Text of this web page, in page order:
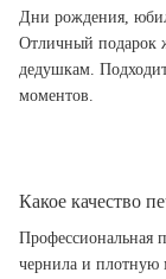
Дни рождения,
Отличный подарок
дедушкам.
моментов.
Какое качество
Профессиональная
чернила и плотную